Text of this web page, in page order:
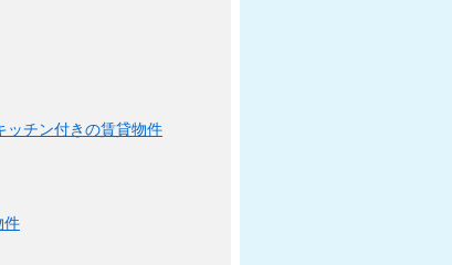
ッチン付きの賃貸物件
件